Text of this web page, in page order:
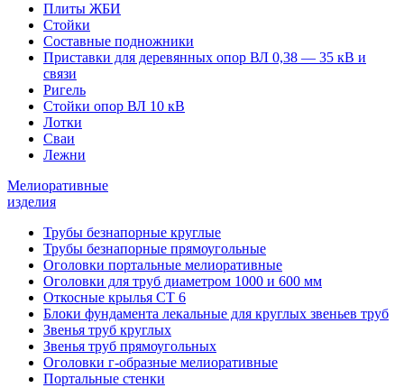
Плиты ЖБИ
Стойки
Составные подножники
Приставки для деревянных опор ВЛ 0,38 — 35 кВ и
связи
Ригель
Стойки опор ВЛ 10 кВ
Лотки
Сваи
Лежни
Мелиоративные
изделия
Трубы безнапорные круглые
Трубы безнапорные прямоугольные
Оголовки портальные мелиоративные
Оголовки для труб диаметром 1000 и 600 мм
Откосные крылья СТ 6
Блоки фундамента лекальные для круглых звеньев труб
Звенья труб круглых
Звенья труб прямоугольных
Оголовки г-образные мелиоративные
Портальные стенки